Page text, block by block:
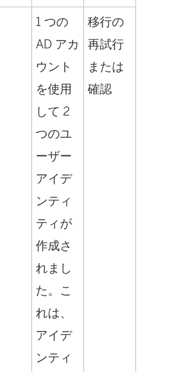
1 つの
AD アカ
ウント
を使用
して 2
つのユ
ーザー
アイデ
ンティ
ティが
作成さ
れまし
た。こ
れは、
アイデ
ンティ
移行の
再試行
または
確認